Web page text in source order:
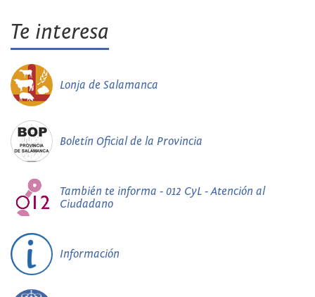
Te interesa
Lonja de Salamanca
Boletín Oficial de la Provincia
También te informa - 012 CyL - Atención al
Ciudadano
Información